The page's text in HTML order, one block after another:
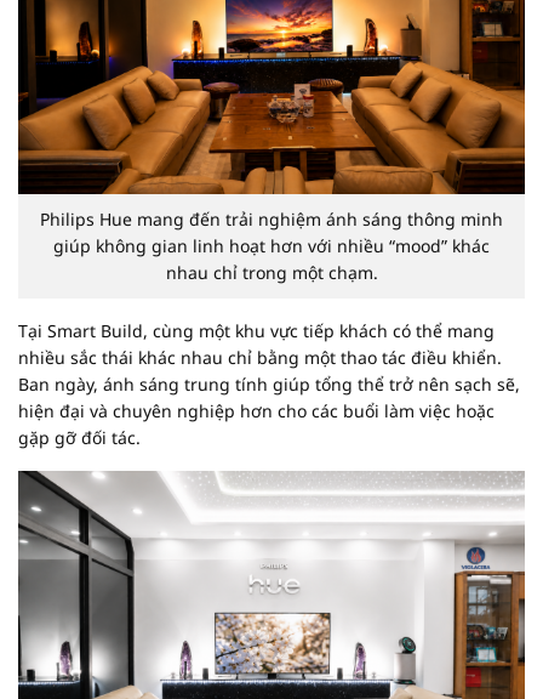
Philips Hue mang đến trải nghiệm ánh sáng thông minh
giúp không gian linh hoạt hơn với nhiều “mood” khác
nhau chỉ trong một chạm.
Tại Smart Build, cùng một khu vực tiếp khách có thể mang
nhiều sắc thái khác nhau chỉ bằng một thao tác điều khiển.
Ban ngày, ánh sáng trung tính giúp tổng thể trở nên sạch sẽ,
hiện đại và chuyên nghiệp hơn cho các buổi làm việc hoặc
gặp gỡ đối tác.